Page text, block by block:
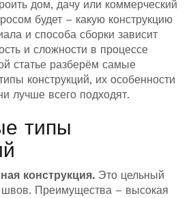
дом, дачу или коммерческий
будет – какую конструкцию
и способа сборки зависит
и сложности в процессе
статье разберём самые
конструкций, их особенности
лучше всего подходят.
типы
конструкция. Это цельный
швов. Преимущества – высокая